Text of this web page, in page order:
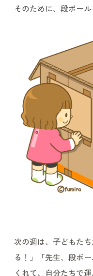
そのために、段ボー
次の週は、子どもた
る！」「先生、段ボ
くれて、自分たちで